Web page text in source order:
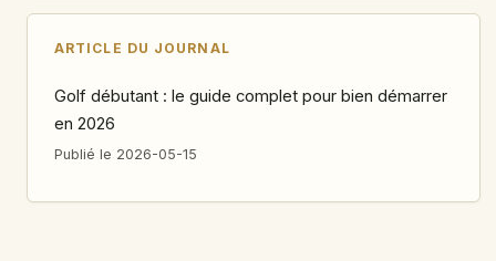
ARTICLE DU JOURNAL
Golf débutant : le guide complet pour bien démarrer
en 2026
Publié le 2026-05-15